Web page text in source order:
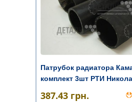
Патрубок радиатора
комплект 3шт РТИ
387.43 грн.